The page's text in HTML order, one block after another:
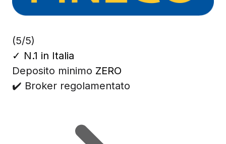
(5/5)
✓ N.1 in Italia
Deposito minimo ZERO
✔️ Broker regolamentato